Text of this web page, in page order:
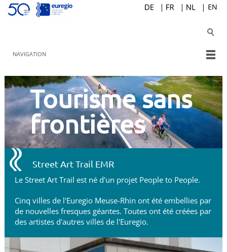
NAVIGATION
Tourisme sans
frontières
Street Art Trail EMR
Le Street Art Trail est né d'un projet People to People.
Cinq villes de l'Euregio Meuse-Rhin ont été embellies par
de nouvelles fresques géantes. Toutes ont été créées par
des artistes d'autres villes de l'Euregio.